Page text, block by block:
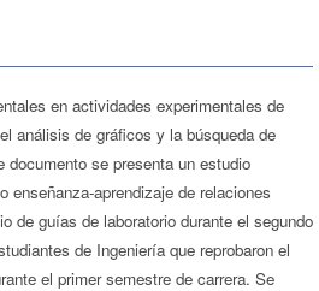
en actividades experimentales de
análisis de gráficos y la búsqueda de
documento se presenta un estudio
enseñanza-aprendizaje de relaciones
de guías de laboratorio durante el segundo
de Ingeniería que reprobaron el
el primer semestre de carrera. Se